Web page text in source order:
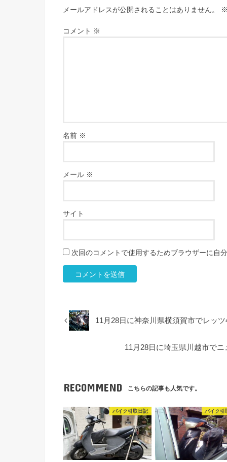
メールアドレスが公開されることはありません。 ※
コメント ※
名前 ※
メール ※
サイト
次回のコメントで使用するためブラウザーに自
11月28日に神奈川県横須賀市でレッ
11月28日に埼玉県川越市で
RECOMMEND こちらの記事も人気です。
バイク引取日記 バイク引